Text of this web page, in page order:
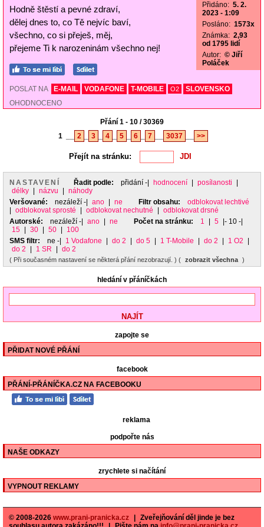
Hodně štěstí a pevné zdraví,
dělej dnes to, co Tě nejvíc baví,
všechno, co si přeješ, měj,
přejeme Ti k narozeninám všechno nej!
Přidáno: 5. 2.
2023 - 1:09
Posláno: 1573x
Známka: 2,93
od 1795 lidí
Autor: © Jiří
Poláček
POSLAT NA E-MAIL VODAFONE T-MOBILE O2
SLOVENSKO
OHODNOCENO
Přání 1 - 10 / 30369
1
2 3 4 5 6 7 3037 >>
Přejít na stránku:
NASTAVENÍ Řadit podle: přidání -| hodnocení posílanosti
délky
názvu
náhody
Veršované:
nezáleží -| ano ne Filtr obsahu:
odblokovat lechtivé
odblokovat sprosté odblokovat nechutné
odblokovat drsné
Autorské:
nezáleží -| ano ne Počet na stránku: 1 5
|- 10 -|
15
30 50
100
SMS filtr:
ne -| 1 Vodafone do 2 do 5 1 T-Mobile do 2 1 O2
do 2
1 SR do 2
( Při současném nastavení se některá přání nezobrazují. ) ( zobrazit všechna )
hledání v přáníčkách
zapojte se
PŘIDAT NOVÉ PŘÁNÍ
facebook
PŘÁNÍ-PŘÁNÍČKA.CZ NA FACEBOOKU
reklama
podpořte nás
NAŠE ODKAZY
zrychlete si načítání
VYPNOUT REKLAMY
© 2008-2026 www.prani-pranicka.cz
Zveřejňování děl jinde je bez